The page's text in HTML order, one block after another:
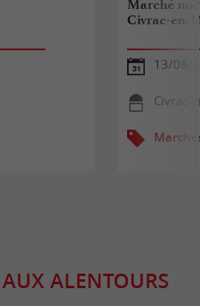
Marché
Civrac-en-
13/08/
Civrac-
AUX ALENTOURS